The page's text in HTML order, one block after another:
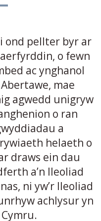
ond pellter byr ar
o fewn
ac ynghanol
mae
agwedd unigryw
o ran
a
helaeth o
draws ein dau
a’n lleoliad
ni yw’r lleoliad
achlysur yn